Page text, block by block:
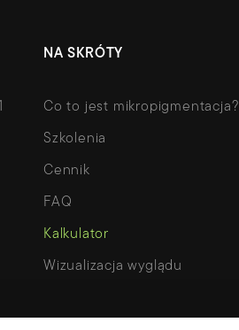
NA SKRÓTY
Co to jest mikropigmentacja?
Szkolenia
Cennik
FAQ
Kalkulator
Wizualizacja wyglądu